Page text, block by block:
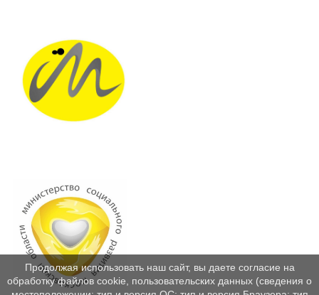
Продолжая использовать наш сайт, вы даете согласие на
обработку файлов cookie, пользовательских данных (сведения о